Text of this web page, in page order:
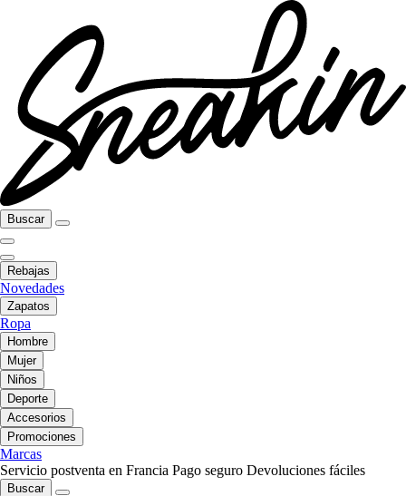
Buscar
Rebajas
Novedades
Zapatos
Ropa
Hombre
Mujer
Niños
Deporte
Accesorios
Promociones
Marcas
Servicio postventa en Francia Pago seguro Devoluciones fáciles
Buscar